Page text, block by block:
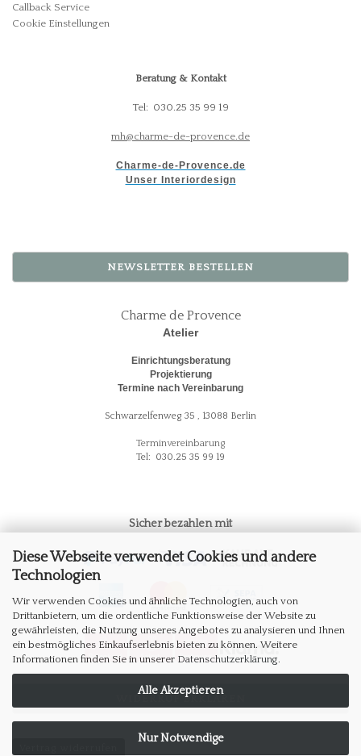
Diese Webseite verwendet Cookies und andere
Technologien
Wir verwenden Cookies und ähnliche Technologien, auch von
Drittanbietern, um die ordentliche Funktionsweise der Website zu
gewährleisten, die Nutzung unseres Angebotes zu analysieren und Ihnen
ein bestmögliches Einkaufserlebnis bieten zu können. Weitere
Informationen finden Sie in unserer Datenschutzerklärung
Alle Akzeptieren
Nur Notwendige
Callback Service
Cookie Einstellungen
Beratung & Kontakt
Tel: 030.25 35 99 19
mh@charme-de-provence.de
Charme-de-Provence.de
Unser Interiordesign
NEWSLETTER BESTELLEN
Charme de Provence
Atelier
Einrichtungsberatung
Projektierung
Termine nach Vereinbarung
Schwarzelfenweg 35 , 13088 Berlin
Terminvereinbarung
Tel: 030.25 35 99 19
Sicher bezahlen mit
WIDERRUF ERKLÄREN